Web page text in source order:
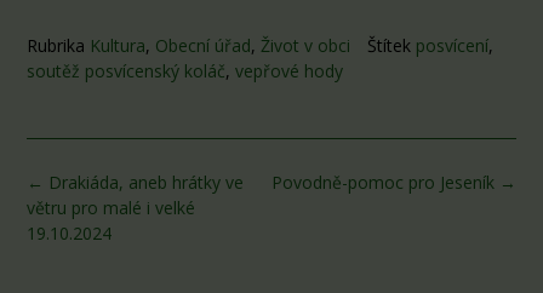
Rubrika Kultura, Obecní úřad, Život v obci Štítek posvícení,
soutěž posvícenský koláč, vepřové hody
Post
navigation
Povodně-pomoc pro Jeseník →
← Drakiáda, aneb hrátky ve
větru pro malé i velké
19.10.2024